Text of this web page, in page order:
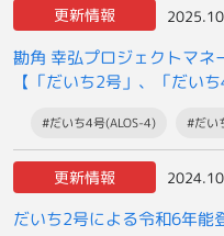
更新情報
勘角 幸弘プロジェクトマネ
【「だいち2号」、「だい
#だいち4号(ALOS-4) #だい
更新情報
だいち2号による令和6年能